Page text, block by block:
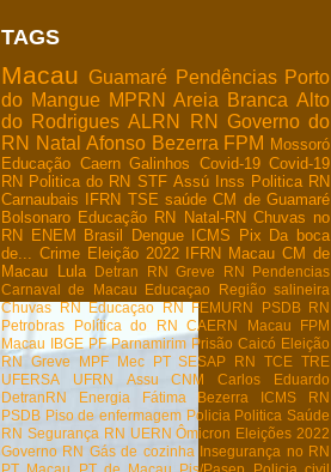
TAGS
Macau Guamaré Pendências Porto
do Mangue MPRN Areia Branca Alto
do Rodrigues ALRN RN
Governo do
RN Natal Afonso Bezerra FPM Mossoró
Educação Caern Galinhos Covid-19 Covid-19
RN Politica do RN STF Assú Inss Politica RN
Carnaubais
IFRN TSE saúde CM de Guamaré
Bolsonaro Educação RN Natal-RN Chuvas no
RN
ENEM Brasil Dengue ICMS Pix Da boca
de...
Crime Eleição 2022 IFRN Macau CM de
Macau
Lula Detran RN Greve RN
Pendencias
Carnaval de Macau
Educaçao
Região salineira
Chuvas RN Educaçao RN FEMURN
PSDB RN
Petrobras
Política do RN CAERN Macau
FPM
Macau IBGE PF Parnamirim Prisão Caicó Eleição
RN Greve MPF Mec PT SESAP RN TCE TRE
UFERSA
UFRN Assu CNM
Carlos Eduardo
DetranRN
Energia Fátima Bezerra
ICMS RN
PSDB Piso de enfermagem Policia Politica Saúde
RN Segurança RN UERN Ômicron Eleições 2022
Governo RN Gás de cozinha Insegurança no RN